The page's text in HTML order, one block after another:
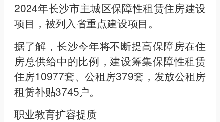
2024年长沙市主城区保障性租赁住房建设
项目，被列入省重点建设项目。
据了解，长沙今年将不断提高保障房在住
房总供给中的比例，建设筹集保障性租赁
住房10977套、公租房379套，发放公租房
租赁补贴3745户。
职业教育扩容提质